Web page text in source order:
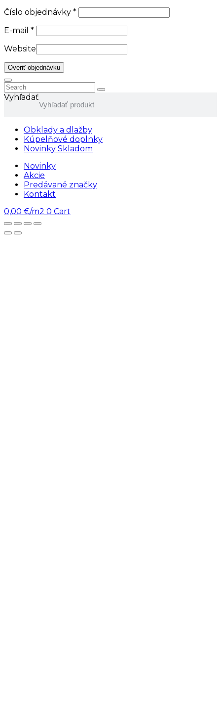
Číslo objednávky *
E-mail *
Website
Overiť objednávku
Vyhľadať
Obklady a dlažby
Kúpelňové doplnky
Novinky Skladom
Novinky
Akcie
Predávané značky
Kontakt
0,00 €/m2 0 Cart